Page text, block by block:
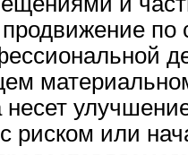
несет
риском или